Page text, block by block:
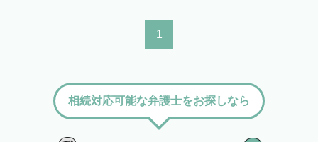
1
相続対応可能な弁護士をお探しなら